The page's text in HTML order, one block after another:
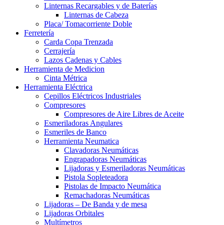
Linternas Recargables y de Baterías
Linternas de Cabeza
Placa/ Tomacorriente Doble
Ferretería
Carda Copa Trenzada
Cerrajería
Lazos Cadenas y Cables
Herramienta de Medicion
Cinta Métrica
Herramienta Eléctrica
Cepillos Eléctricos Industriales
Compresores
Compresores de Aire Libres de Aceite
Esmeriladoras Angulares
Esmeriles de Banco
Herramienta Neumatica
Clavadoras Neumáticas
Engrapadoras Neumáticas
Lijadoras y Esmeriladoras Neumáticas
Pistola Sopleteadora
Pistolas de Impacto Neumática
Remachadoras Neumáticas
Lijadoras – De Banda y de mesa
Lijadoras Orbitales
Multímetros